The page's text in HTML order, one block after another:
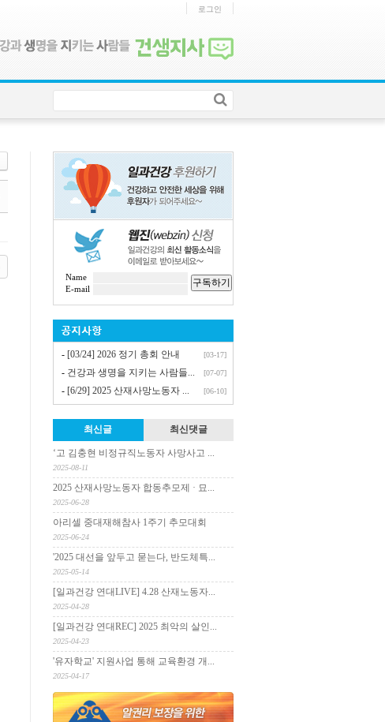
로그인
Name 구독하기
E-mail
- [03/24] 2026 정기 총회 안내 [03-17]
- 건강과 생명을 지키는 사람들... [07-07]
- [6/29] 2025 산재사망노동자 ... [06-10]
최신글 최신댓글
‘고 김충현 비정규직노동자 사망사고 ...
2025-08-11
2025 산재사망노동자 합동추모제 · 묘...
2025-06-28
아리셀 중대재해참사 1주기 추모대회
2025-06-24
'2025 대선을 앞두고 묻는다, 반도체특...
2025-05-14
[일과건강 연대LIVE] 4.28 산재노동자...
2025-04-28
[일과건강 연대REC] 2025 최악의 살인...
2025-04-23
'유자학교' 지원사업 통해 교육환경 개...
2025-04-17